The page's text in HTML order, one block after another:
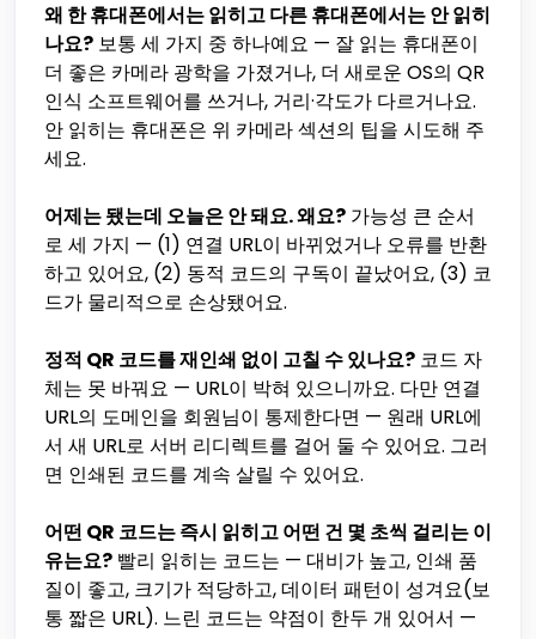
왜 한 휴대폰에서는 읽히고 다른 휴대폰에서는 안 읽히
나요? 보통 세 가지 중 하나예요 — 잘 읽는 휴대폰이
더 좋은 카메라 광학을 가졌거나, 더 새로운 OS의 QR
인식 소프트웨어를 쓰거나, 거리·각도가 다르거나요.
안 읽히는 휴대폰은 위 카메라 섹션의 팁을 시도해 주
세요.
어제는 됐는데 오늘은 안 돼요. 왜요? 가능성 큰 순서
로 세 가지 — (1) 연결 URL이 바뀌었거나 오류를 반환
하고 있어요, (2) 동적 코드의 구독이 끝났어요, (3) 코
드가 물리적으로 손상됐어요.
정적 QR 코드를 재인쇄 없이 고칠 수 있나요? 코드 자
체는 못 바꿔요 — URL이 박혀 있으니까요. 다만 연결
URL의 도메인을 회원님이 통제한다면 — 원래 URL에
서 새 URL로 서버 리디렉트를 걸어 둘 수 있어요. 그러
면 인쇄된 코드를 계속 살릴 수 있어요.
어떤 QR 코드는 즉시 읽히고 어떤 건 몇 초씩 걸리는 이
유는요? 빨리 읽히는 코드는 — 대비가 높고, 인쇄 품
질이 좋고, 크기가 적당하고, 데이터 패턴이 성겨요(보
통 짧은 URL). 느린 코드는 약점이 한두 개 있어서 —